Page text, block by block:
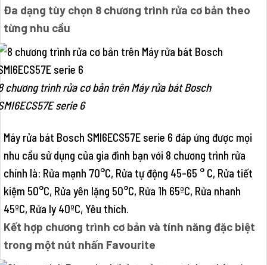
Đa dạng tùy chọn 8 chương trình rửa cơ bản theo
từng nhu cầu
chương trình rửa cơ bản trên Máy rửa bát Bosch
serie 6
Máy rửa bát Bosch SMI6ECS57E serie 6 đáp ứng được mọi
nhu cầu sử dụng của gia đình bạn với 8 chương trình rửa
chính là: Rửa mạnh 70°C, Rửa tự động 45-65 ° C, Rửa tiết
kiệm 50°C, Rửa yên lặng 50°C, Rửa 1h 65ºC, Rửa nhanh
45ºC, Rửa ly 40ºC, Yêu thích.
Kết hợp chương trình cơ bản và tính năng đặc biệt
trong một nút nhấn Favourite